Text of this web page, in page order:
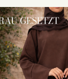
GESETZT